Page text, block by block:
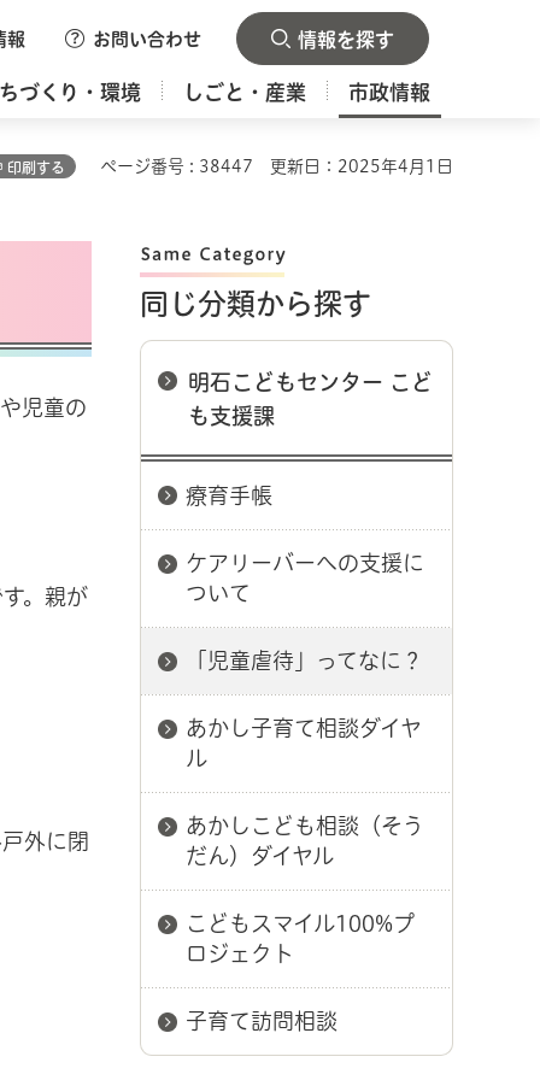
報 お問い合わせ 情報を探す
づくり・環境 しごと・産業 市政情報
印刷する ページ番号 : 38447 更新日：2025年4月1日
児童の
。親が
外に閉
同じ分類から探す
明石こどもセンター こど
も支援課
療育手帳
ケアリーバーへの支援に
ついて
「児童虐待」ってなに？
あかし子育て相談ダイヤ
ル
あかしこども相談（そう
だん）ダイヤル
こどもスマイル100%プ
ロジェクト
子育て訪問相談